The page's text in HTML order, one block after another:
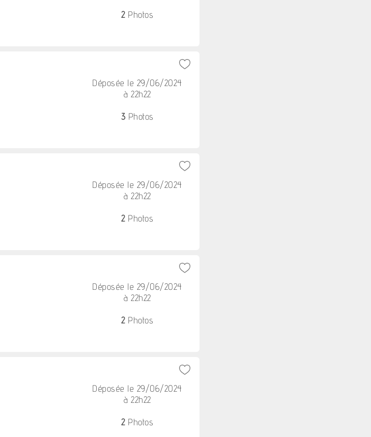
2Photos
Déposée le 29/06/2024
à 22h22
3Photos
Déposée le 29/06/2024
à 22h22
2Photos
Déposée le 29/06/2024
à 22h22
2Photos
Déposée le 29/06/2024
à 22h22
2Photos